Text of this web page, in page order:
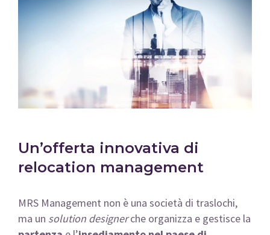
Un’offerta innovativa di
relocation management
MRS Management non è una società di traslochi,
ma un solution designerche organizza e gestisce la